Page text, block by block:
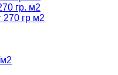
гр. м2
270 гр м2